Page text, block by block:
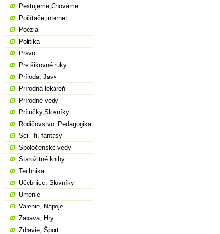
Pestujeme,Chováme
Počítače,internet
Poézia
Politika
Právo
Pre šikovné ruky
Príroda, Javy
Prírodná lekáreň
Prírodné vedy
Príručky,Slovníky
Rodičovstvo, Pedagogika
Sci - fi, fantasy
Spoločenské vedy
Starožitné knihy
Technika
Učebnice, Slovníky
Umenie
Varenie, Nápoje
Zabava, Hry
Zdravie, Šport